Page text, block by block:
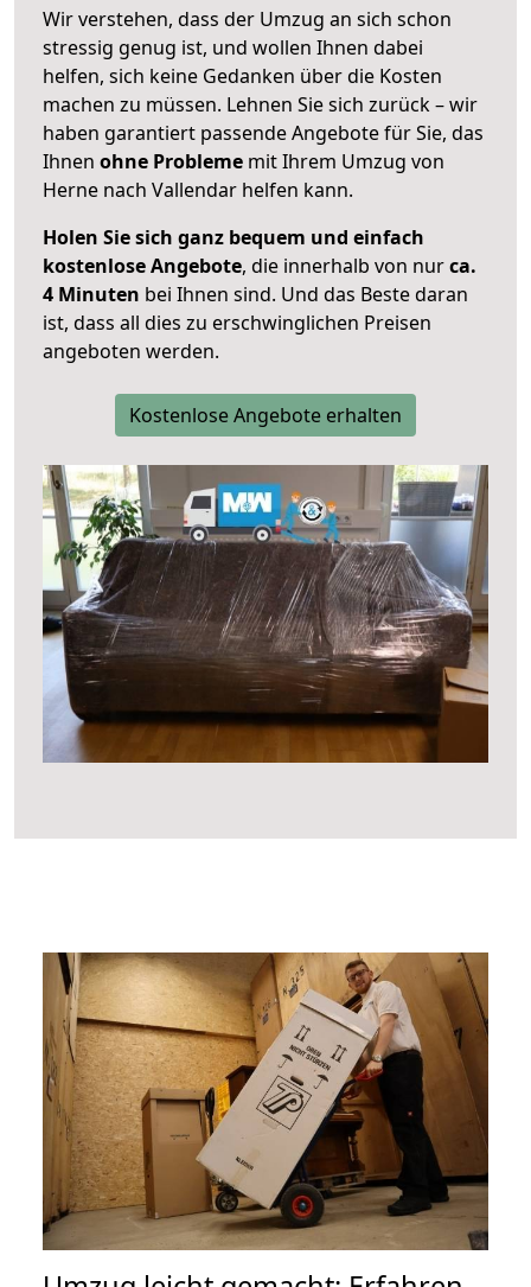
Wir verstehen, dass der Umzug an sich schon
stressig genug ist, und wollen Ihnen dabei
helfen, sich keine Gedanken über die Kosten
machen zu müssen. Lehnen Sie sich zurück – wir
haben garantiert passende Angebote für Sie, das
Ihnen ohne Probleme mit Ihrem Umzug von
Herne nach Vallendar helfen kann.
Holen Sie sich ganz bequem und einfach
kostenlose Angebote, die innerhalb von nurca.
4 Minuten bei Ihnen sind. Und das Beste daran
ist, dass all dies zu erschwinglichen Preisen
angeboten werden.
Kostenlose Angebote erhalten